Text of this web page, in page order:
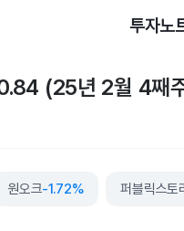
투자노
(25년 2월 4째
원오크-1.72% 퍼블릭스토